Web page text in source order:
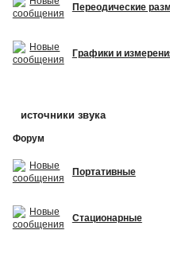
Переодические
Графики и
источники звука
Форум
Портативные
Стационарные